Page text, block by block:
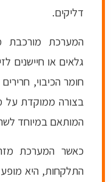
דליקים.
המערכת מורכבת
גלאים או חיישנים
חומר הכיבוי,
בצורה ממוקדת על
המותאם במיוחד
כאשר המערכת
התלקחות, היא